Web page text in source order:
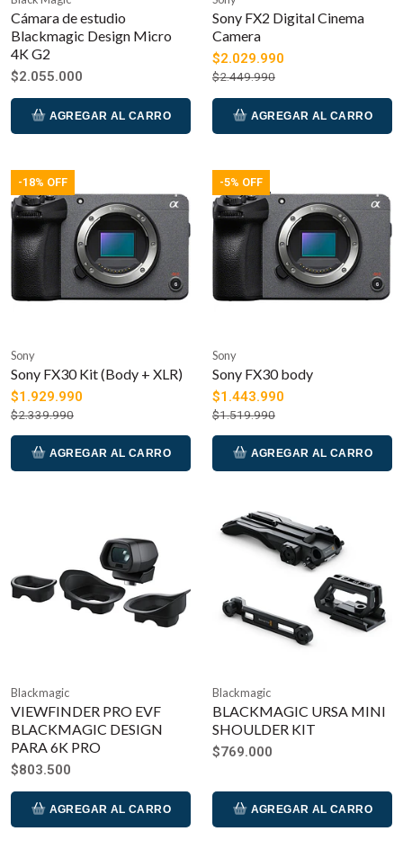
Cámara de estudio
Blackmagic Design Micro
4K G2
$2.055.000
AGREGAR AL CARRO
Sony FX2 Digital Cinema
Camera
$2.029.990
$2.449.990
AGREGAR AL CARRO
-18% OFF
Sony
Sony FX30 Kit (Body + XLR)
$1.929.990
$2.339.990
AGREGAR AL CARRO
-5% OFF
Sony
Sony FX30 body
$1.443.990
$1.519.990
AGREGAR AL CARRO
Blackmagic
VIEWFINDER PRO EVF
BLACKMAGIC DESIGN
PARA 6K PRO
$803.500
AGREGAR AL CARRO
Blackmagic
BLACKMAGIC URSA MINI
SHOULDER KIT
$769.000
AGREGAR AL CARRO